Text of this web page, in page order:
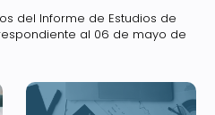
del Informe de Estudios de
al 06 de mayo de